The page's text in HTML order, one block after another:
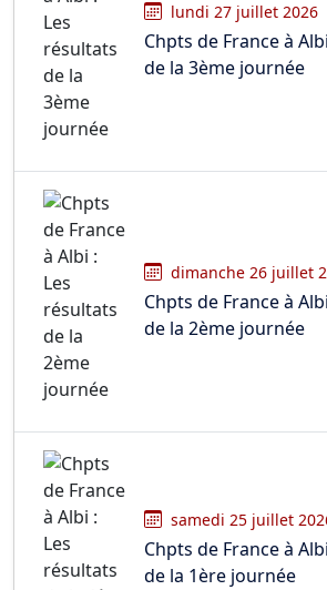
lundi 27 juillet 2026
Chpts de France à
de la 3ème journée
dimanche 26 juillet
Chpts de France à
de la 2ème journée
samedi 25 juillet
Chpts de France à
de la 1ère journée